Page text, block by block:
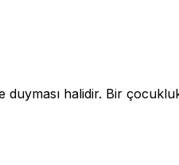
duyması halidir. Bir